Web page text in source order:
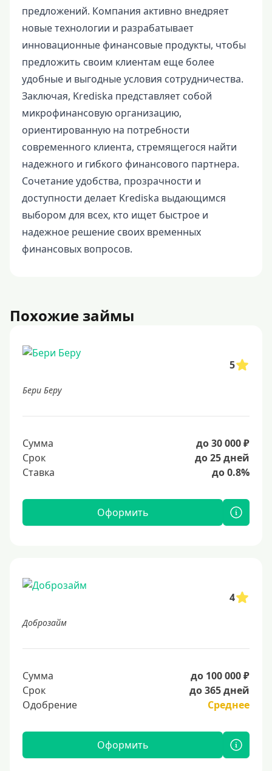
предложений. Компания активно внедряет
новые технологии и разрабатывает
инновационные финансовые продукты, чтобы
предложить своим клиентам еще более
удобные и выгодные условия сотрудничества.
Заключая, Krediska представляет собой
микрофинансовую организацию,
ориентированную на потребности
современного клиента, стремящегося найти
надежного и гибкого финансового партнера.
Сочетание удобства, прозрачности и
доступности делает Krediska выдающимся
выбором для всех, кто ищет быстрое и
надежное решение своих временных
финансовых вопросов.
Похожие займы
5
Бери Беру
Сумма
до 30 000 ₽
Срок
до 25 дней
Ставка
до 0.8%
Оформить
4
Доброзайм
Сумма
до 100 000 ₽
Срок
до 365 дней
Одобрение
Среднее
Оформить